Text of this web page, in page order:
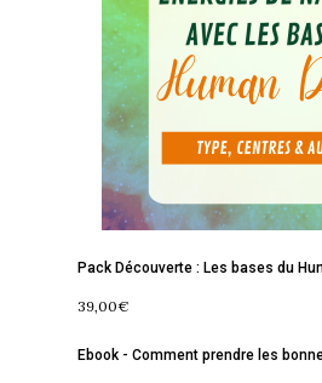
Pack Découverte : Les bases du
39,00€
Ebook - Comment prendre les